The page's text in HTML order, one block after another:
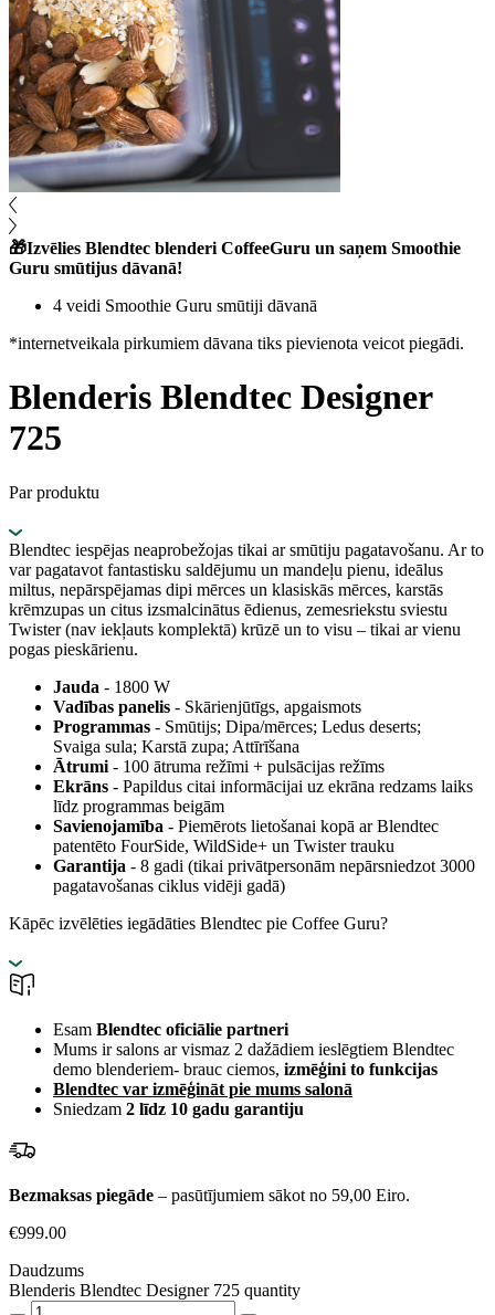
🎁Izvēlies Blendtec blenderi CoffeeGuru un saņem Smoothie
Guru smūtijus dāvanā!
4 veidi Smoothie Guru smūtiji dāvanā
*internetveikala pirkumiem dāvana tiks pievienota veicot piegādi.
Blenderis Blendtec Designer
725
Par produktu
Blendtec iespējas neaprobežojas tikai ar smūtiju pagatavošanu. Ar to
var pagatavot fantastisku saldējumu un mandeļu pienu, ideālus
miltus, nepārspējamas dipi mērces un klasiskās mērces, karstās
krēmzupas un citus izsmalcinātus ēdienus, zemesriekstu sviestu
Twister (nav iekļauts komplektā) krūzē un to visu – tikai ar vienu
pogas pieskārienu.
Jauda - 1800 W
Vadības panelis - Skārienjūtīgs, apgaismots
Programmas - Smūtijs; Dipa/mērces; Ledus deserts;
Svaiga sula; Karstā zupa; Attīrīšana
Ātrumi - 100 ātruma režīmi + pulsācijas režīms
Ekrāns - Papildus citai informācijai uz ekrāna redzams laiks
līdz programmas beigām
Savienojamība - Piemērots lietošanai kopā ar Blendtec
patentēto FourSide, WildSide+ un Twister trauku
Garantija - 8 gadi (tikai privātpersonām nepārsniedzot 3000
pagatavošanas ciklus vidēji gadā)
Kāpēc izvēlēties iegādāties Blendtec pie Coffee Guru?
Esam Blendtec oficiālie partneri
Mums ir salons ar vismaz 2 dažādiem ieslēgtiem Blendtec
demo blenderiem- brauc ciemos, izmēģini to funkcijas
Blendtec var izmēģināt pie mums salonā
Sniedzam 2 līdz 10 gadu garantiju
Bezmaksas piegāde – pasūtījumiem sākot no 59,00 Eiro.
€999.00
Daudzums
Blenderis Blendtec Designer 725 quantity